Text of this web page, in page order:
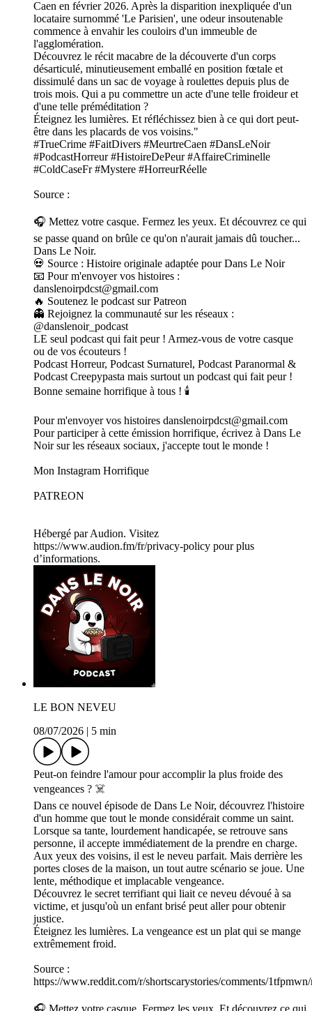
Caen en février 2026. Après la disparition inexpliquée d'un
locataire surnommé 'Le Parisien', une odeur insoutenable
commence à envahir les couloirs d'un immeuble de
l'agglomération.
Découvrez le récit macabre de la découverte d'un corps
désarticulé, minutieusement emballé en position fœtale et
dissimulé dans un sac de voyage à roulettes depuis plus de
trois mois. Qui a pu commettre un acte d'une telle froideur et
d'une telle préméditation ?
Éteignez les lumières. Et réfléchissez bien à ce qui dort peut-
être dans les placards de vos voisins."
#TrueCrime #FaitDivers #MeurtreCaen #DansLeNoir
#PodcastHorreur #HistoireDePeur #AffaireCriminelle
#ColdCaseFr #Mystere #HorreurRéelle
Source :
🎧 Mettez votre casque. Fermez les yeux. Et découvrez ce qui
se passe quand on brûle ce qu'on n'aurait jamais dû toucher...
Dans Le Noir.
💀 Source : Histoire originale adaptée pour Dans Le Noir
📧 Pour m'envoyer vos histoires :
danslenoirpdcst@gmail.com
🔥 Soutenez le podcast sur Patreon
👻 Rejoignez la communauté sur les réseaux :
@danslenoir_podcast
LE seul podcast qui fait peur ! Armez-vous de votre casque
ou de vos écouteurs !
Podcast Horreur, Podcast Surnaturel, Podcast Paranormal &
Podcast Creepypasta mais surtout un podcast qui fait peur !
Bonne semaine horrifique à tous ! 🕯️
Pour m'envoyer vos histoires danslenoirpdcst@gmail.com
Pour participer à cette émission horrifique, écrivez à Dans Le
Noir sur les réseaux sociaux, j'accepte tout le monde !
Mon Instagram Horrifique
PATREON
Hébergé par Audion. Visitez
https://www.audion.fm/fr/privacy-policy pour plus
d’informations.
LE BON NEVEU
08/07/2026
5 min
Peut-on feindre l'amour pour accomplir la plus froide des
vengeances ? ☠️
Dans ce nouvel épisode de Dans Le Noir, découvrez l'histoire
d'un homme que tout le monde considérait comme un saint.
Lorsque sa tante, lourdement handicapée, se retrouve sans
personne, il accepte immédiatement de la prendre en charge.
Aux yeux des voisins, il est le neveu parfait. Mais derrière les
portes closes de la maison, un tout autre scénario se joue. Une
lente, méthodique et implacable vengeance.
Découvrez le secret terrifiant qui liait ce neveu dévoué à sa
victime, et jusqu'où un enfant brisé peut aller pour obtenir
justice.
Éteignez les lumières. La vengeance est un plat qui se mange
extrêmement froid.
Source :
https://www.reddit.com/r/shortscarystories/comments/